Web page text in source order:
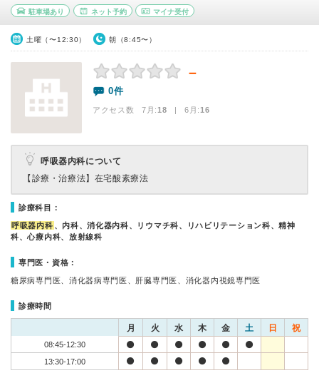
駐車場あり ネット予約 マイナ受付
土曜（〜12:30） 朝（8:45〜）
－
0件
アクセス数 7月:18 | 6月:16
呼吸器内科について
【診療・治療法】 在宅酸素療法
診療科目：
呼吸器内科 、内科、消化器内科、リウマチ科、リハビリテーション科、精神
科、心療内科、放射線科
専門医・資格：
糖尿病専門医、消化器病専門医、肝臓専門医、消化器内視鏡専門医
診療時間
月 火 水 木 金 土 日 祝
08:45-12:30
13:30-17:00